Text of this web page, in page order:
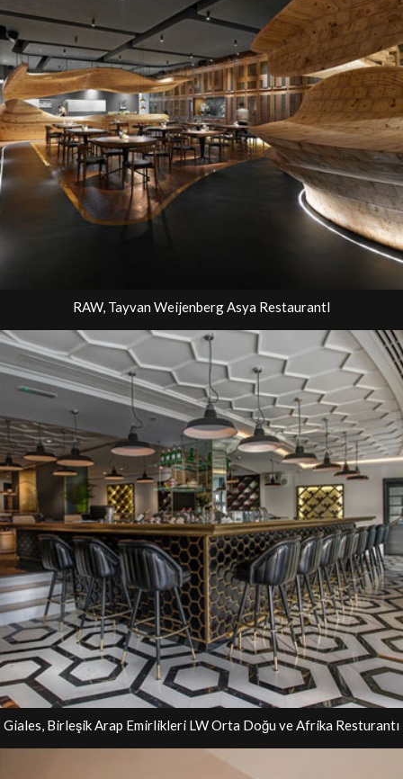
RAW, Tayvan Weijenberg Asya RestaurantI
Giales, Birleşik Arap Emirlikleri LW Orta Doğu ve Afrika Resturantı